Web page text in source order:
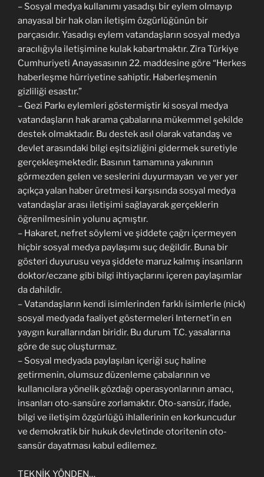
– Sosyal medya kullanımı yasadışı bir eylem olmayıp
anayasal bir hak olan iletişim özgürlüğünün bir
parçasıdır. Yasadışı eylem vatandaşların sosyal medya
aracılığıyla iletişimine kulak kabartmaktır. Zira Türkiye
Cumhuriyeti Anayasasının 22. maddesine göre “Herkes
haberleşme hürriyetine sahiptir. Haberleşmenin
gizliliği esastır.”
– Gezi Parkı eylemleri göstermiştir ki sosyal medya
vatandaşların hak arama çabalarına mükemmel şekilde
destek olmaktadır. Bu destek asıl olarak vatandaş ve
devlet arasındaki bilgi eşitsizliğini gidermek suretiyle
gerçekleşmektedir. Basının tamamına yakınının
görmezden gelen ve seslerini duyurmayan ve yer yer
açıkça yalan haber üretmesi karşısında sosyal medya
vatandaşlar arası iletişimi sağlayarak gerçeklerin
öğrenilmesinin yolunu açmıştır.
– Hakaret, nefret söylemi ve şiddete çağrı içermeyen
hiçbir sosyal medya paylaşımı suç değildir. Buna bir
gösteri duyurusu veya şiddete maruz kalmış insanların
doktor/eczane gibi bilgi ihtiyaçlarını içeren paylaşımlar
da dahildir.
– Vatandaşların kendi isimlerinden farklı isimlerle (nick)
sosyal medyada faaliyet göstermeleri Internet’in en
yaygın kurallarından biridir. Bu durum T.C. yasalarına
göre de suç oluşturmaz.
– Sosyal medyada paylaşılan içeriği suç haline
getirmenin, olumsuz düzenleme çabalarının ve
kullanıcılara yönelik gözdağı operasyonlarının amacı,
insanları oto-sansüre zorlamaktır. Oto-sansür, ifade,
bilgi ve iletişim özgürlüğü ihlallerinin en korkuncudur
ve demokratik bir hukuk devletinde otoritenin oto-
sansür dayatması kabul edilemez.
TEKNİK YÖNDEN…